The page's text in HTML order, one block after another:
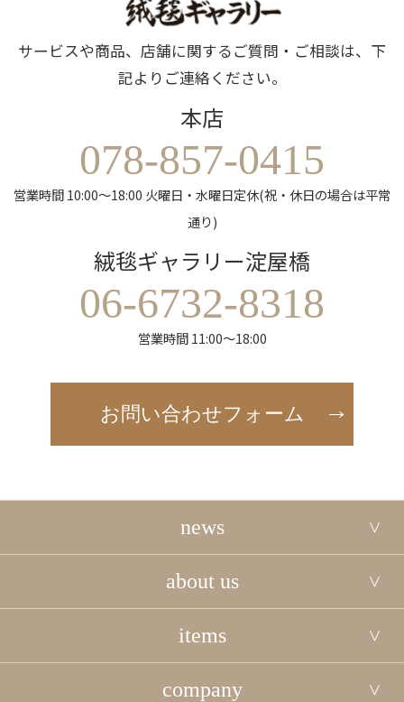
サービスや商品、店舗に関するご質問・ご相談は、下
記よりご連絡ください。
本店
078-857-0415
営業時間 10:00～18:00 火曜日・水曜日定休(祝・休日の場合は平常
通り)
絨毯ギャラリー淀屋橋
06-6732-8318
営業時間 11:00～18:00
お問い合わせフォーム
news
about us
items
company